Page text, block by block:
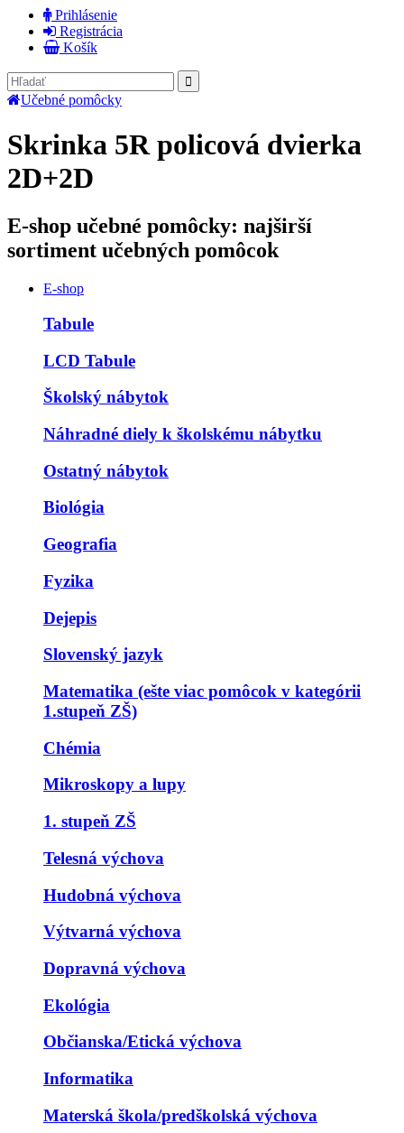
Prihlásenie
Registrácia
Košík
Učebné pomôcky
Skrinka 5R policová dvierka
2D+2D
E-shop učebné pomôcky: najširší
sortiment učebných pomôcok
E-shop
Tabule
LCD Tabule
Školský nábytok
Náhradné diely k školskému nábytku
Ostatný nábytok
Biológia
Geografia
Fyzika
Dejepis
Slovenský jazyk
Matematika (ešte viac pomôcok v kategórii
1.stupeň ZŠ)
Chémia
Mikroskopy a lupy
1. stupeň ZŠ
Telesná výchova
Hudobná výchova
Výtvarná výchova
Dopravná výchova
Ekológia
Občianska/Etická výchova
Informatika
Materská škola/predškolská výchova